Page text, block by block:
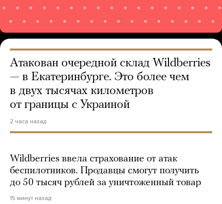
Атакован очередной склад Wildberries
— в Екатеринбурге. Это более чем
в двух тысячах километров
от границы с Украиной
2 часа назад
Wildberries ввела страхование от атак
беспилотников. Продавцы смогут получить
до 50 тысяч рублей за уничтоженный товар
15 минут назад